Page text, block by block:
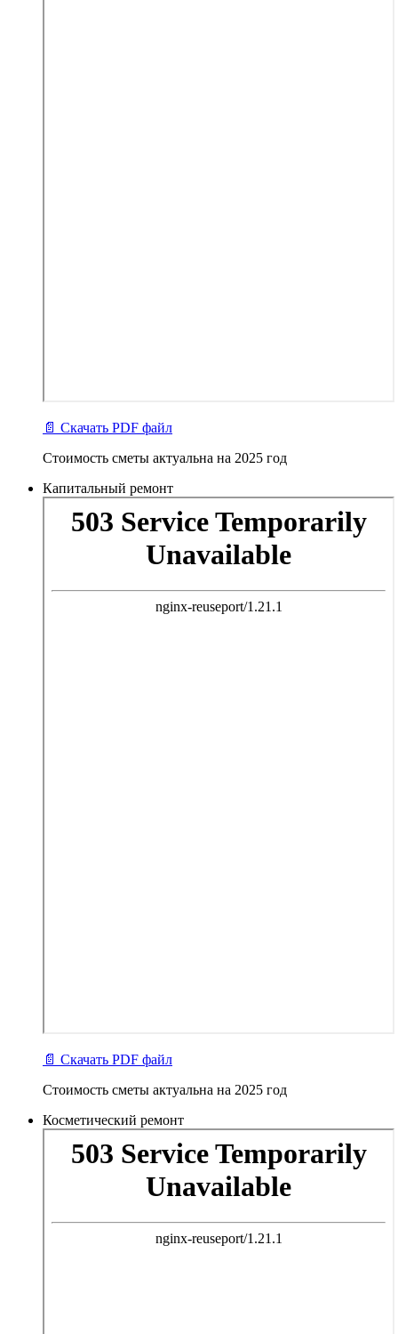
📄 Скачать PDF файл
Стоимость сметы актуальна на 2025 год
Капитальный ремонт
📄 Скачать PDF файл
Стоимость сметы актуальна на 2025 год
Косметический ремонт